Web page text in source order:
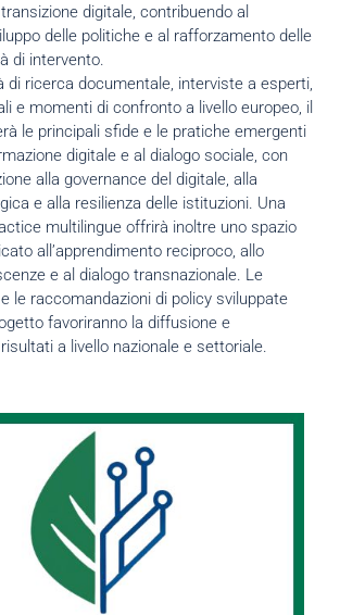
digitale, contribuendo al
delle politiche e al rafforzamento delle
di intervento.
di ricerca documentale, interviste a esperti,
e momenti di confronto a livello europeo, il
le principali sfide e le pratiche emergenti
digitale e al dialogo sociale, con
alla governance del digitale, alla
e alla resilienza delle istituzioni. Una
multilingue offrirà inoltre uno spazio
all’apprendimento reciproco, allo
e al dialogo transnazionale. Le
le raccomandazioni di policy sviluppate
favoriranno la diffusione e
risultati a livello nazionale e settoriale.